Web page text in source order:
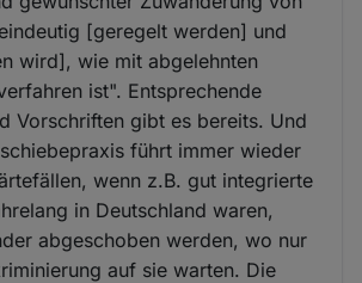
[geregelt werden] und
wird], wie mit abgelehnten
ist". Entsprechende
Vorschriften gibt es bereits. Und
führt immer wieder
wenn z.B. gut integrierte
in Deutschland waren,
abgeschoben werden, wo nur
auf sie warten. Die